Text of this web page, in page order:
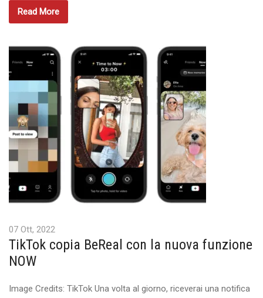
Read More
07 Ott, 2022
TikTok copia BeReal con la nuova funzione
NOW
Image Credits: TikTok Una volta al giorno, riceverai una notifica